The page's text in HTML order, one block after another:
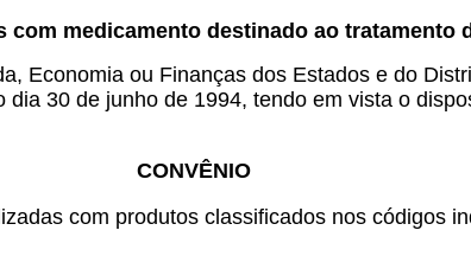
com medicamento destinado ao tratamento
Economia ou Finanças dos Estados e do
30 de junho de 1994, tendo em vista o
CONVÊNIO
com produtos classificados nos códigos